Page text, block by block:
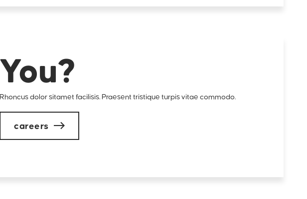
You?
Rhoncus dolor sitamet facilisis. Praesent tristique turpis vitae commodo.
careers